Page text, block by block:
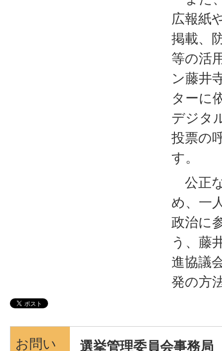
広報紙
掲載、
等の活
ン藤井
ターに
デジタ
投票の
す。
公正
め、一
政治に
う、藤
進協議
発の方
お問い
選挙管理委員会事務局